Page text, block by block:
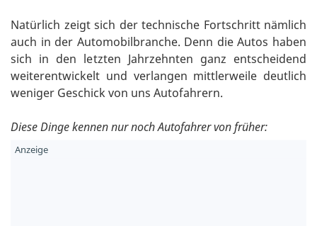
Natürlich zeigt sich der technische Fortschritt nämlich
auch in der Automobilbranche. Denn die Autos haben
sich in den letzten Jahrzehnten ganz entscheidend
weiterentwickelt und verlangen mittlerweile deutlich
weniger Geschick von uns Autofahrern.
Diese Dinge kennen nur noch Autofahrer von früher: